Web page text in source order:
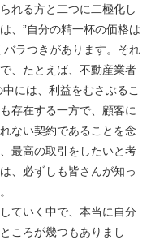
れる方と二つに二極化し
、”自分の精一杯の価格は
バラつきがあります。それ
、たとえば、不動産業者
には、利益をむさぶるこ
存在する一方で、顧客に
ない契約であることを念
最高の取引をしたいと考
、必ずしも皆さんが知っ
ていく中で、本当に自分
ころが幾つもありまし